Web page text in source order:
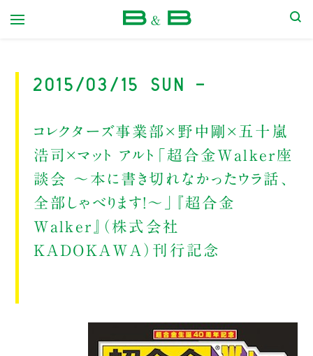
2015/03/15 Sun -
コレクターズ事業部×野中剛×五十嵐
浩司×マット アルト「超合金Walker座
談会 ～本に書き切れなかったウラ話、
全部しゃべります！～」『超合金
Walker』（株式会社
KADOKAWA）刊行記念